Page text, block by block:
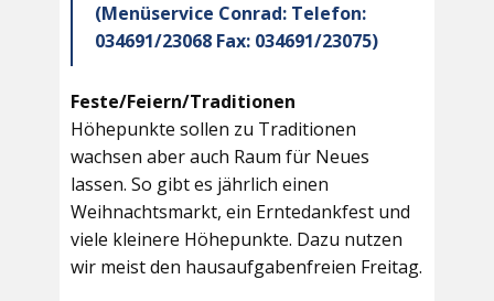
(Menüservice Conrad: Telefon:
034691/23068 Fax: 034691/23075)
Feste/Feiern/Traditionen
Höhepunkte sollen zu Traditionen
wachsen aber auch Raum für Neues
lassen. So gibt es jährlich einen
Weihnachtsmarkt, ein Erntedankfest und
viele kleinere Höhepunkte. Dazu nutzen
wir meist den hausaufgabenfreien Freitag.